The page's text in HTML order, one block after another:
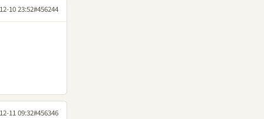
10 23:52#456244
11 09:32#456346